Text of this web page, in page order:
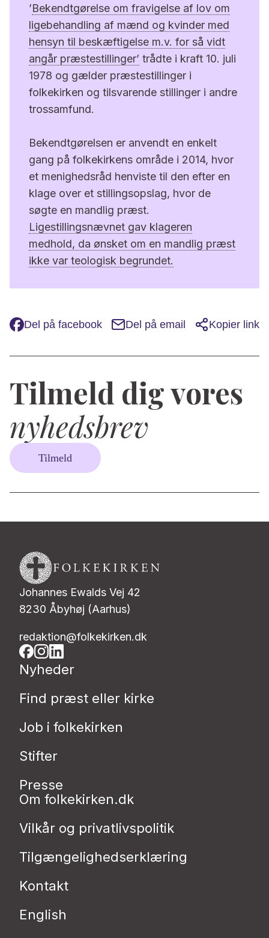
’Bekendtgørelse om fravigelse af lov om
ligebehandling af mænd og kvinder med
hensyn til beskæftigelse m.v. for så vidt
angår præstestillinger’ trådte i kraft 10. juli
1978 og gælder præstestillinger i
folkekirken og tilsvarende stillinger i andre
trossamfund.
Bekendtgørelsen er anvendt en enkelt
gang på folkekirkens område i 2014, hvor
et menighedsråd henviste til den efter en
klage over et stillingsopslag, hvor de
søgte en mandlig præst.
Ligestillingsnævnet gav klageren
medhold, da ønsket om en mandlig præst
ikke var teologisk begrundet.
Del på facebook Del på email Kopier link
Tilmeld dig vores
nyhedsbrev
Tilmeld
Johannes Ewalds Vej 42
8230 Åbyhøj (Aarhus)
redaktion@folkekirken.dk
Nyheder
Find præst eller kirke
Job i folkekirken
Stifter
Presse
Om folkekirken.dk
Vilkår og privatlivspolitik
Tilgængelighedserklæring
Kontakt
English